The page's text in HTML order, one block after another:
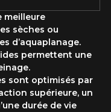
DE 4 PNEUS DE MARQUE
KUMHO* PLUS D'INFO
meilleure
sèches ou
d’aquaplanage.
permettent une
sont optimisés par
supérieure, un
durée de vie